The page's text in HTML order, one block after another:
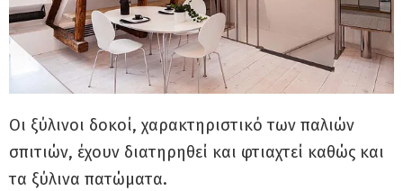
Οι ξύλινοι δοκοί, χαρακτηριστικό των παλιών
σπιτιών, έχουν διατηρηθεί και φτιαχτεί καθώς και
τα ξύλινα πατώματα.